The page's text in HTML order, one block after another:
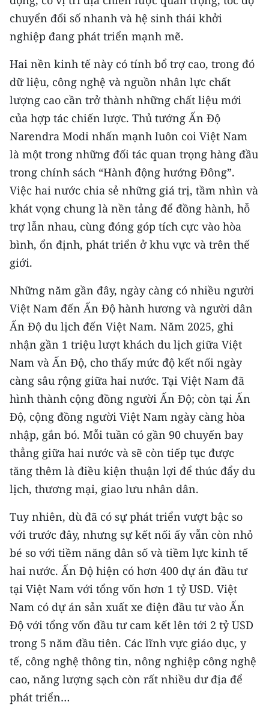
chuyển đổi số nhanh và hệ sinh thái khởi
nghiệp đang phát triển mạnh mẽ.
Hai nền kinh tế này có tính bổ trợ cao, trong đó
dữ liệu, công nghệ và nguồn nhân lực chất
lượng cao cần trở thành những chất liệu mới
của hợp tác chiến lược. Thủ tướng Ấn Độ
Narendra Modi nhấn mạnh luôn coi Việt Nam
là một trong những đối tác quan trọng hàng đầu
trong chính sách “Hành động hướng Đông”.
Việc hai nước chia sẻ những giá trị, tầm nhìn và
khát vọng chung là nền tảng để đồng hành, hỗ
trợ lẫn nhau, cùng đóng góp tích cực vào hòa
bình, ổn định, phát triển ở khu vực và trên thế
giới.
Những năm gần đây, ngày càng có nhiều người
Việt Nam đến Ấn Độ hành hương và người dân
Ấn Độ du lịch đến Việt Nam. Năm 2025, ghi
nhận gần 1 triệu lượt khách du lịch giữa Việt
Nam và Ấn Độ, cho thấy mức độ kết nối ngày
càng sâu rộng giữa hai nước. Tại Việt Nam đã
hình thành cộng đồng người Ấn Độ; còn tại Ấn
Độ, cộng đồng người Việt Nam ngày càng hòa
nhập, gắn bó. Mỗi tuần có gần 90 chuyến bay
thẳng giữa hai nước và sẽ còn tiếp tục được
tăng thêm là điều kiện thuận lợi để thúc đẩy du
lịch, thương mại, giao lưu nhân dân.
Tuy nhiên, dù đã có sự phát triển vượt bậc so
với trước đây, nhưng sự kết nối ấy vẫn còn nhỏ
bé so với tiềm năng dân số và tiềm lực kinh tế
hai nước. Ấn Độ hiện có hơn 400 dự án đầu tư
tại Việt Nam với tổng vốn hơn 1 tỷ USD. Việt
Nam có dự án sản xuất xe điện đầu tư vào Ấn
Độ với tổng vốn đầu tư cam kết lên tới 2 tỷ USD
trong 5 năm đầu tiên. Các lĩnh vực giáo dục, y
tế, công nghệ thông tin, nông nghiệp công nghệ
cao, năng lượng sạch còn rất nhiều dư địa để
phát triển…